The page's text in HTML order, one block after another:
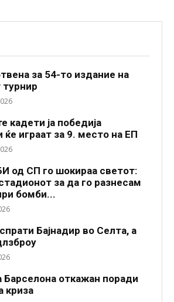
за 54-то издание на
кадети ја победија
ќе играат за 9. место на ЕП
од СП го шокираа светот:
за да го разнесам
бомби...
Бајнадир во Селта, а
Барселона откажан поради
криза